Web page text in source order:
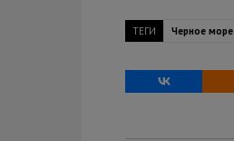
ТЕГИ Черное море